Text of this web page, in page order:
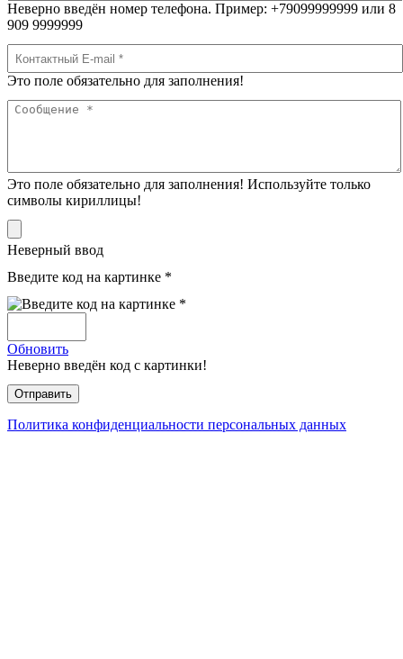
Неверно введён номер телефона. Пример: +79099999999 или 8
909 9999999
Это поле обязательно для заполнения!
Это поле обязательно для заполнения! Используйте только
символы кириллицы!
Неверный ввод
Введите код на картинке *
Обновить
Неверно введён код с картинки!
Политика конфиденциальности персональных данных